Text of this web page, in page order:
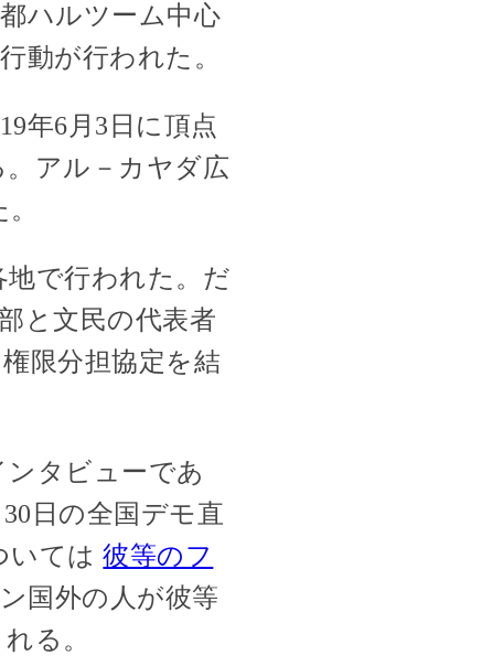
ハルツーム中心
動が行われた。
年6月3日に頂点
アル－カヤダ広
で行われた。だ
と文民の代表者
限分担協定を結
タビューであ
日の全国デモ直
いては彼等のフ
国外の人が彼等
る。